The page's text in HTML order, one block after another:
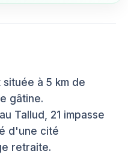
située à 5 km de
gâtine.
Tallud, 21 impasse
d'une cité
retraite.